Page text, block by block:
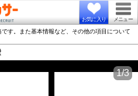
お気に入り メニュー
す。また基本情報など、その他の項目について
1/3